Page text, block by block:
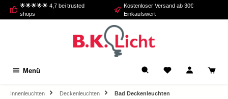
springen
🌟🌟🌟🌟🌟 4,7 bei trusted
shops
Kostenloser Versand ab 30€
Einkaufswert
Menü
Innenleuchten Deckenleuchten Bad Deckenleuchten